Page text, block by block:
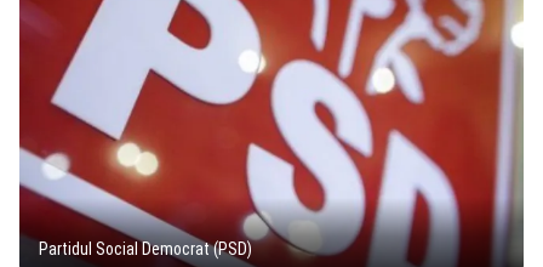
Partidul Social Democrat (PSD)